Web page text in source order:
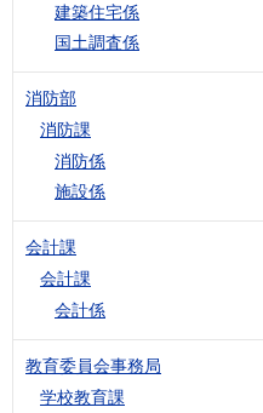
建築住宅係
国土調査係
消防部
消防課
消防係
施設係
会計課
会計課
会計係
教育委員会事務局
学校教育課